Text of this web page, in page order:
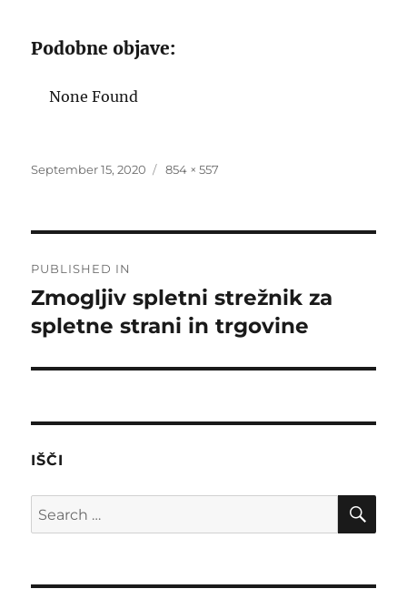
Podobne objave:
None Found
Posted
September 15, 2020
Full
854 × 557
navigation
PUBLISHED IN
Zmogljiv spletni strežnik za
spletne strani in trgovine
IŠČI
Search
for: